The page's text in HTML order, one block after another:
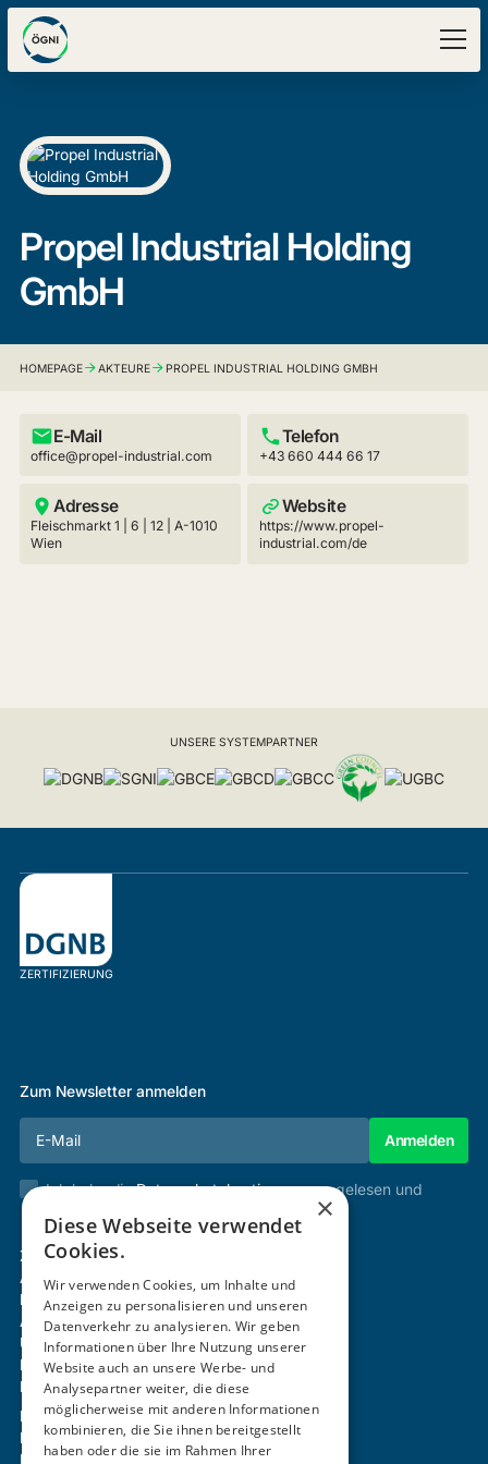
Propel Industrial Holding
GmbH
HOMEPAGE AKTEURE PROPEL INDUSTRIAL HOLDING GMBH
E-Mail
office@propel-industrial.com
Telefon
+43 660 444 66 17
Adresse
Fleischmarkt 1 | 6 | 12 | A-1010
Wien
Website
https://www.propel-
industrial.com/de
UNSERE SYSTEMPARTNER
ZERTIFIZIERUNG
Zum Newsletter anmelden
Ich habe dieDatenschutzbestimmungengelesen und
Zertifizierung & Verifikation
Akademie
Mitgliedschaft
Aktivitäten
Über uns
Login
Kontakt
Impressum
Datenschutz
Barrierefreiheitserklärung
×
Diese Webseite verwendet
Cookies.
Wir verwenden Cookies, um Inhalte und
Anzeigen zu personalisieren und unseren
Datenverkehr zu analysieren. Wir geben
Informationen über Ihre Nutzung unserer
Website auch an unsere Werbe- und
Analysepartner weiter, die diese
möglicherweise mit anderen Informationen
kombinieren, die Sie ihnen bereitgestellt
haben oder die sie im Rahmen Ihrer